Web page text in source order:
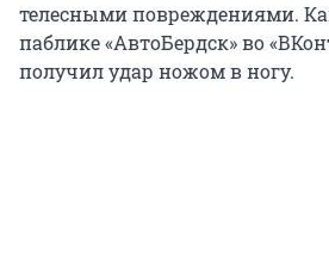
телесными повреждениями.
паблике «АвтоБердск» во
получил удар ножом в ногу.